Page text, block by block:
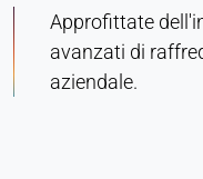
Approfittate
avanzati di
aziendale.